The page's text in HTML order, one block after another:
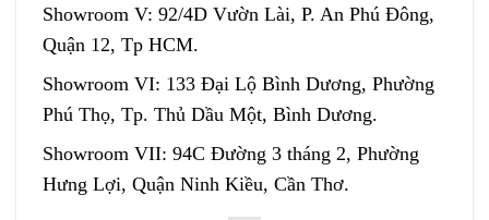
Showroom V: 92/4D Vườn Lài, P. An Phú Đông,
Quận 12, Tp HCM.
Showroom VI: 133 Đại Lộ Bình Dương, Phường
Phú Thọ, Tp. Thủ Dầu Một, Bình Dương.
Showroom VII: 94C Đường 3 tháng 2, Phường
Hưng Lợi, Quận Ninh Kiều, Cần Thơ.